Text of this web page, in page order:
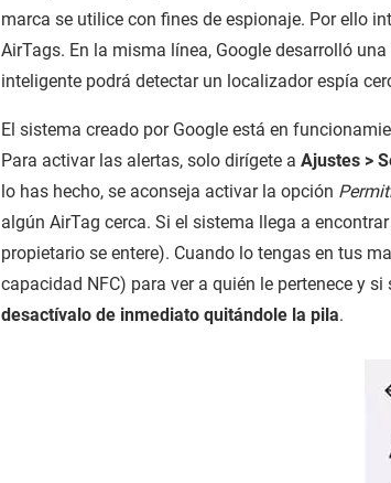
marca se utilice con fines de espionaje. Por ello
AirTags. En la misma línea, Google desarrolló
inteligente podrá detectar un localizador espía
El sistema creado por Google está en
Para activar las alertas, solo dirígete a Ajustes >
lo has hecho, se aconseja activar la opción
algún AirTag cerca. Si el sistema llega a
propietario se entere). Cuando lo tengas en tus
capacidad NFC) para ver a quién le pertenece y
desactívalo de inmediato quitándole la pila.